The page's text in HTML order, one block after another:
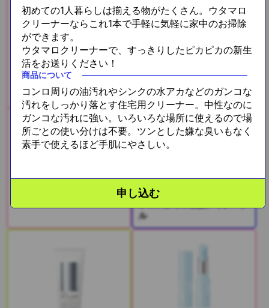
いち髪前髪キープコーム
ル
初めての1人暮らしは揃える物がたくさん。ウタマロ
クリーナーならこれ1本で手軽に気軽に家中のお掃除
ができます。
ウタマロクリーナーで、すっきりしたピカピカの新生
活をお送りください！
商品について
コンロ周りの油汚れやシンクの水アカなどのガンコな
汚れをしっかり落とす住宅用クリーナー。中性なのに
ガンコな汚れに強い。いろいろな場所に使えるので場
所ごとの使い分けは不要。ツンとした嫌な臭いもなく
素手で使えるほど手肌にやさしい。
申し込む